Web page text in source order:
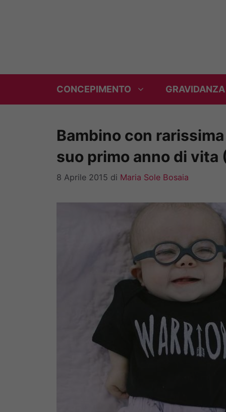
CONCEPIMENTO GRAVIDANZA
Bambino con
suo primo anno di vita
8 Aprile 2015 di Maria Sole Bosaia